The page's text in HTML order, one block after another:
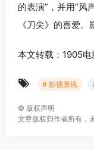
的表演”，并用“风
《刀尖》的喜爱。
本文转载：1905
# 影视资讯
© 版权声明
文章版权归作者所有，